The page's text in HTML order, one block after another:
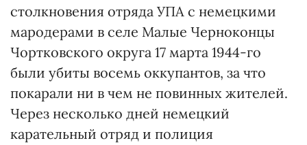
столкновения отряда УПА с немецкими
мародерами в селе Малые Черноконцы
Чортковского округа 17 марта 1944-го
были убиты восемь оккупантов, за что
покарали ни в чем не повинных жителей.
Через несколько дней немецкий
карательный отряд и полиция